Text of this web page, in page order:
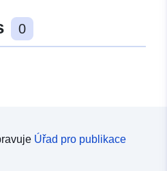
a808a3bf7e1a
0
Úřad pro publikace